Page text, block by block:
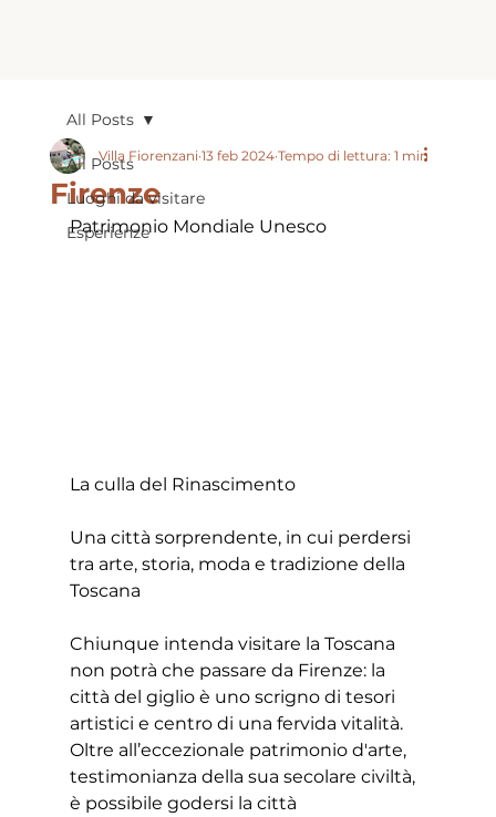
All Posts
Luoghi da visitare
Esperienze
All Posts
Firenze
Villa Fiorenzani 13 feb 2024 Tempo di lettura: 1 min
Patrimonio Mondiale Unesco
La culla del Rinascimento
Una città sorprendente, in cui perdersi
tra arte, storia, moda e tradizione della
Toscana
Chiunque intenda visitare la Toscana
non potrà che passare da Firenze: la
città del giglio è uno scrigno di tesori
artistici e centro di una fervida vitalità.
Oltre all’eccezionale patrimonio d'arte,
testimonianza della sua secolare civiltà,
è possibile godersi la città